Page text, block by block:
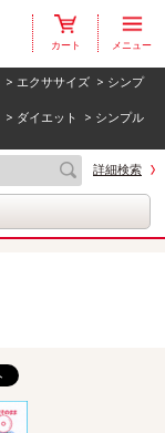
カート メニュー
>エクササイズ > シンプ
> ダイエット > シンプル
詳細検索